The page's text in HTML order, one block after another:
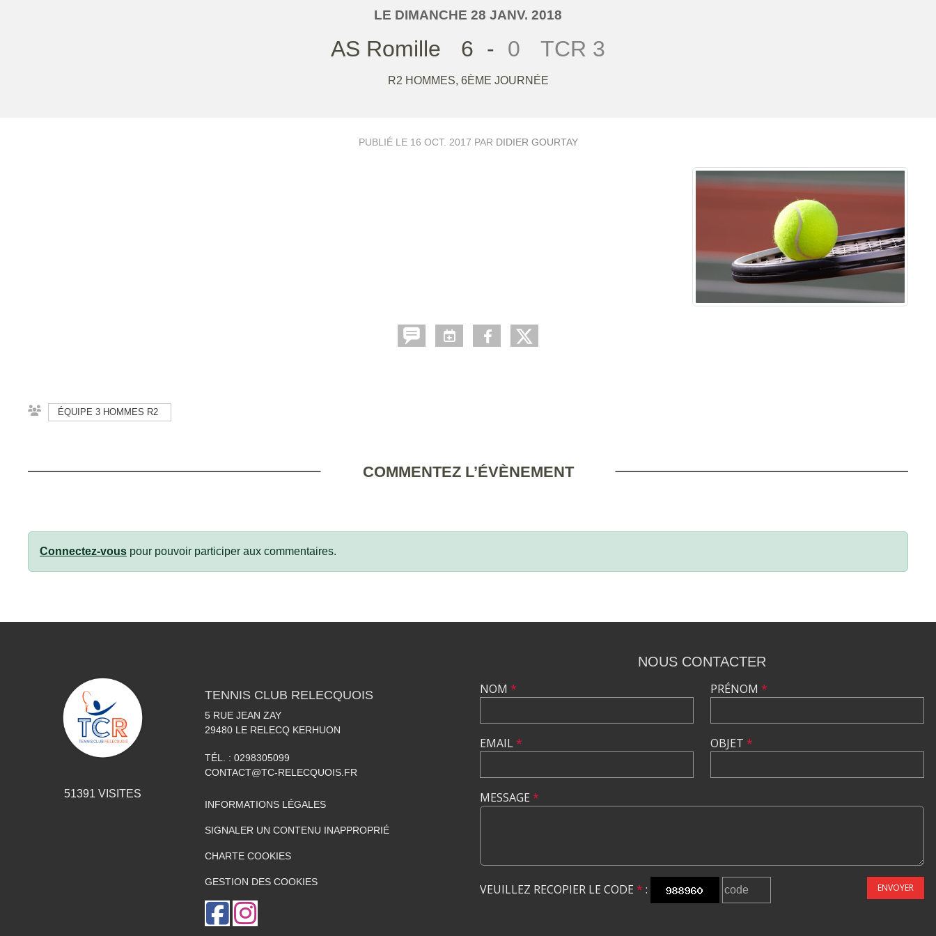
LE DIMANCHE 28 JANV. 2018
AS Romille 6 - 0 TCR 3
R2 HOMMES, 6ÈME JOURNÉE
PUBLIÉ LE 16 OCT. 2017 PAR DIDIER GOURTAY
ÉQUIPE 3 HOMMES R2
COMMENTEZ L’ÉVÈNEMENT
Connectez-vous pour pouvoir participer aux commentaires.
51391 VISITES
TENNIS CLUB RELECQUOIS
5 RUE JEAN ZAY
29480 LE RELECQ KERHUON
TÉL. : 0298305099
CONTACT@TC-RELECQUOIS.FR
INFORMATIONS LÉGALES
SIGNALER UN CONTENU INAPPROPRIÉ
CHARTE COOKIES
GESTION DES COOKIES
NOUS CONTACTER
NOM *
EMAIL*
PRÉNOM *
OBJET *
MESSAGE *
VEUILLEZ RECOPIER LE CODE * : ENVOYER